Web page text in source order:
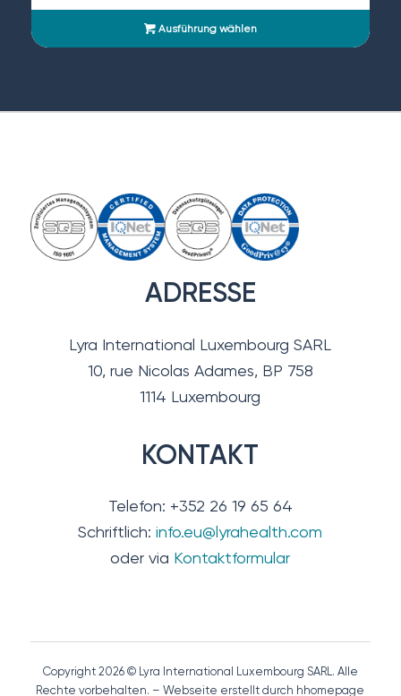
Ausführung wählen
ADRESSE
Lyra International Luxembourg SARL
10, rue Nicolas Adames, BP 758
1114 Luxembourg
KONTAKT
Telefon: +352 26 19 65 64
Schriftlich:info.eu@lyrahealth.com
oder via Kontaktformular
Copyright 2026 © Lyra International Luxembourg SARL. Alle
Rechte vorbehalten. – Webseite erstellt durch hhomepage